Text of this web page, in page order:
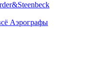
Аэрографы